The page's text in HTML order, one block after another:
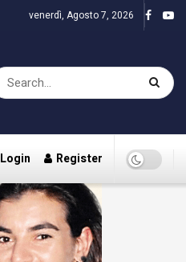
venerdì, Agosto 7, 2026
Login Register